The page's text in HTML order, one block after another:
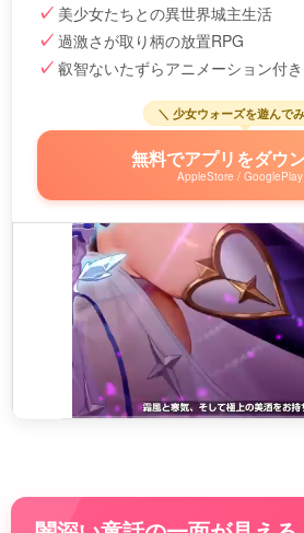
美少女たちとの異世界城主生活
過激さが取り柄の放置RPG
叡智ないたずらアニメーション付き
＼ 少女ウォーズを遊んで
無料でアプリをダウ
AppleStore /